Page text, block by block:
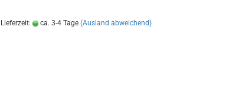
Lieferzeit: ca. 3-4 Tage (Ausland abweichend)